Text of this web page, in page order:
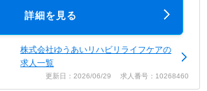
詳細を見る
株式会社ゆうあいリハビリライフケアの
求人一覧
更新日：2026/06/29 求人番号：10268460